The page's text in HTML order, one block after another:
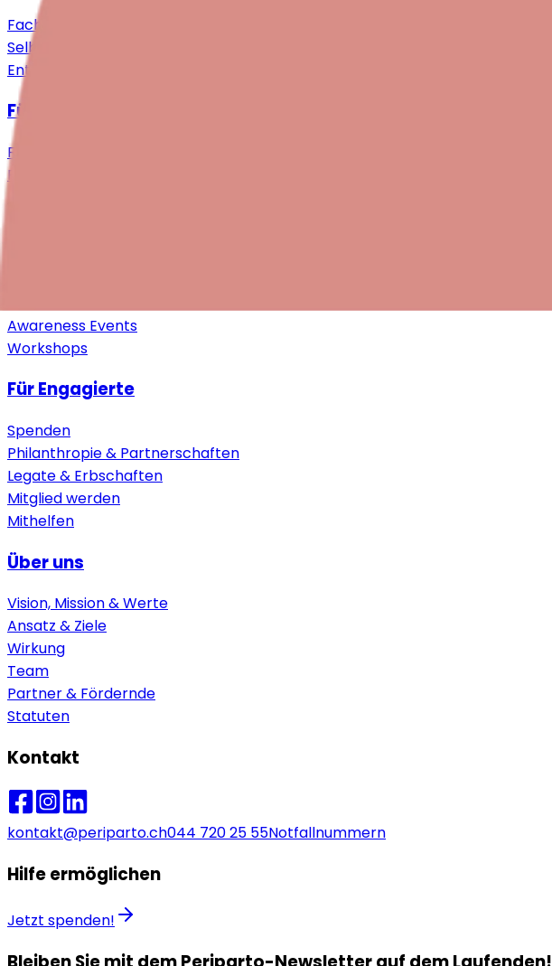
Fachhilfe
Selbsthilfe & Community
Entlastung & Unterstützung
Für Fachpersonen
Forschung
Fortbildungen
Awareness Events
Workshops
Für Engagierte
Spenden
Philanthropie & Partnerschaften
Legate & Erbschaften
Mitglied werden
Mithelfen
Über uns
Vision, Mission & Werte
Ansatz & Ziele
Wirkung
Team
Partner & Fördernde
Statuten
Kontakt
kontakt@periparto.ch044 720 25 55Notfallnummern
Hilfe ermöglichen
Jetzt spenden!